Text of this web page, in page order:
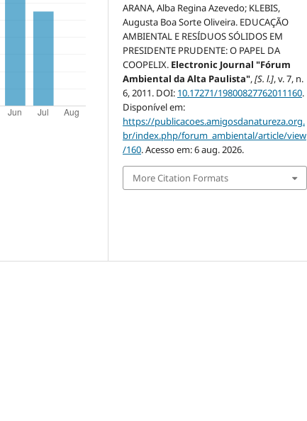
ARANA, Alba Regina Azevedo; KLEBIS,
Augusta Boa Sorte Oliveira. EDUCAÇÃO
AMBIENTAL E RESÍDUOS SÓLIDOS EM
PRESIDENTE PRUDENTE: O PAPEL DA
COOPELIX. Electronic Journal "Fórum
Ambiental da Alta Paulista",[S. l.], v. 7, n.
6, 2011. DOI: 10.17271/19800827762011160.
Disponível em:
https://publicacoes.amigosdanatureza.org.
br/index.php/forum_ambiental/article/view
/160. Acesso em: 6 aug. 2026.
More Citation Formats